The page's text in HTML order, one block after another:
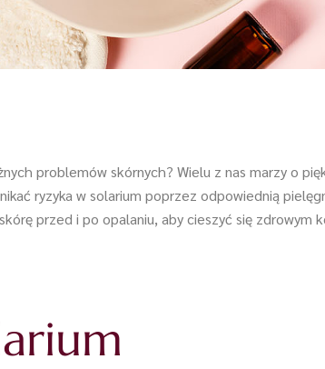
problemów skórnych? Wielu z nas marzy o
ryzyka w solarium poprzez odpowiednią
przed i po opalaniu, aby cieszyć się zdrowym